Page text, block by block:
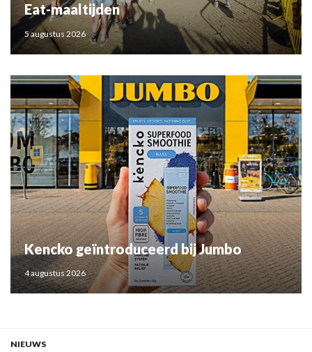
Eat-maaltijden
5 augustus 2026
Kencko geïntroduceerd bij Jumbo
4 augustus 2026
NIEUWS